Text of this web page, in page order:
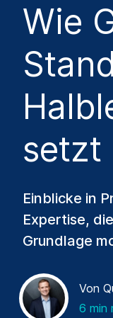
Wie
setzt
Einblicke in
Expertise,
Grundlage
Von
6 min